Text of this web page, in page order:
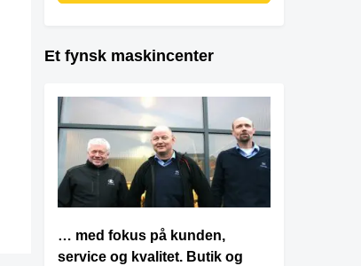
Et fynsk maskincenter
… med fokus på kunden,
service og kvalitet. Butik og